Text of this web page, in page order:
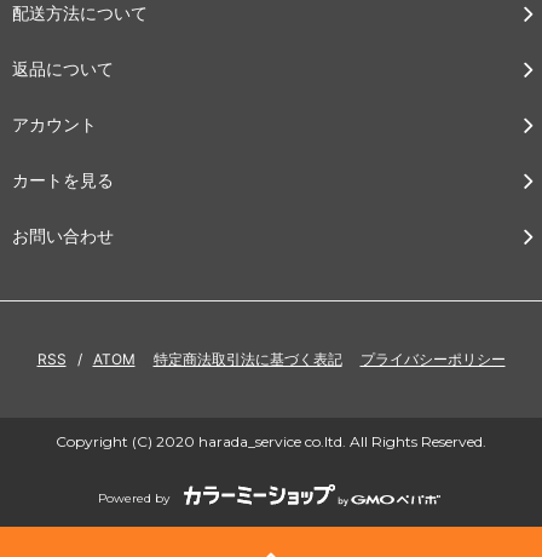
配送方法について
返品について
アカウント
カートを見る
お問い合わせ
RSS / ATOM 特定商法取引法に基づく表記 プライバシーポリシー
Copyright (C) 2020 harada_service co.ltd. All Rights Reserved.
Powered by